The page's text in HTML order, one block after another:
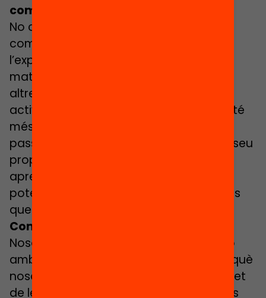
competitivitat entre els infants?
No creiem que això fomenti la
competència entre ells, perquè
l’expectativa és en el nen o nena, en si
mateix, i no en la competència amb els
altres. No es tracta de veure qui fa una
activitat millor o de qui en fa més o qui té
més segells d’aprenentatge al seu
passaport. Es tracta que reconeguin el seu
propi potencial i aconsegueixin un
aprenentatge extra. Parlem sempre del
potencial d’aprenentatge individual més
que de la competència en un grup.
Com treballeu amb les famílies?
Nosaltres treballem amb les escoles, no
amb les famílies. Això és important, perquè
nosaltres no coneixem el context concret
de les famílies, de l’entorn, etc. Nosaltres